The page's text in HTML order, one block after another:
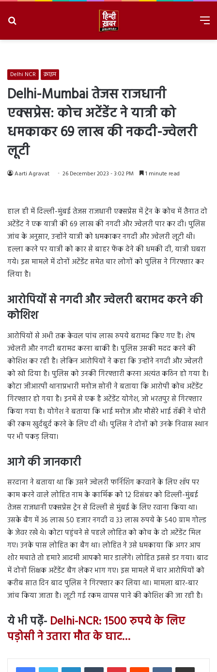
Delhi NCR क्राइम
Delhi-Mumbai तेजस राजधानी
एक्सप्रेस: कोच अटेंडेंट ने यात्री को
धमकाकर 69 लाख की नकदी-ज्वेलरी
लूटी
Aarti Agravat 26 December 2023 - 3:02 PM 1 minute read
हाल ही में दिल्ली-मुंबई तेजस राजधानी एक्सप्रेस में ट्रेन के कोच में तैनात दो
अटेंडेंट ने एक यात्री की 69 लाख की नगदी और ज्वेलरी पार कर दी। पुलिस
जांच के अनुसार, उन्होंने यात्री को धमकाकर नगदी और ज्वेलरी लूटी थी।
हल्ला करने पर यात्री को कार से बाहर फेंक देने की धमकी दी, यात्री घबरा
गये। इस मामले में दोनों अटेंडेंट समेत चार लोगों को पुलिस ने गिरफ्तार कर
लिया है।
आरोपियों से नगदी और ज्वेलरी बरामद करने की
कोशिश
आरोपियों से अभी तक केवल पांच लाख रुपये बरामद किए गए हैं। शेष
ज्वेलरी और नगदी बरामद करना बाकी है। पुलिस उसकी मदद करने की
कोशिश कर रही है। लेकिन आरोपियों ने कहा कि उन्होंने नगदी और ज्वेलरी
को खो दिया है। पुलिस को उनकी गिरफ्तारी करना अत्यंत कठिन हो गया है।
कोटा जीआरपी थानाप्रभारी मनोज सोनी ने बताया कि आरोपी कोच अटेंडेंट
गिरफ्तार हो गया है। इनमें से एक है अटेंडेंट योगेश, जो भरतपुर से गिरफ्तार
किया गया है। योगेश ने बताया कि भाई मनोज और मौसेरे भाई रॉकी ने चोरी
की रकम खुर्दबुर्द करने के लिए दी थी। पुलिस ने दोनों को उनके निवास स्थान
पर भी पकड़ लिया।
आगे की जानकारी
सरदाना ने बताया था कि उसने ज्वेलरी फर्निशिंग करवाने के लिए शॉप पर
काम करने वाले लोहित नाम के कार्मिक को 12 दिसंबर को दिल्ली-मुंबई
तेजस राजधानी एक्सप्रेस ट्रेन से दिल्ली से मुंबई के लिए रवाना किया था।
उसके बैग में 36 लाख 50 हजार नगदी व 33 लाख रुपये के 540 ग्राम गोल्ड
के जेवर रखे थे। कोटा पहुंचने से पहले लोहित को कोच के दो अटेंडेंट मिल
गए। उनके पास लोहित का बैग था। लोहित ने उसे धमकाया कि अगर आप
शोर मचाते तो हमारे आदमी आपको मार डालेंगे। लोहित इससे डर गया। बाद
में दोनों शिक्षक अटेंडेंट बैग लेकर भाग गए। इस मामले में चार आरोपियों को
करीब सात दिन बाद पुलिस ने गिरफ्तार कर लिया था। मामला बार-बार
जांच किया जाता है। लूटी गई रकम वापस पाने की कोशिश की जा रही है।
ये भी पढ़ें- Delhi-NCR: 1500 रुपये के लिए
पड़ोसी ने उतारा मौत के घाट…
LinkedInTumblr PinterestReddit VKontakteShare via Email